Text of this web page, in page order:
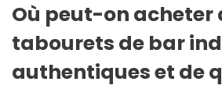
Où peut-on acheter
tabourets de bar
authentiques et de